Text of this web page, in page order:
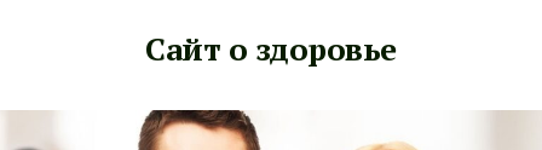
Сайт о здоровье